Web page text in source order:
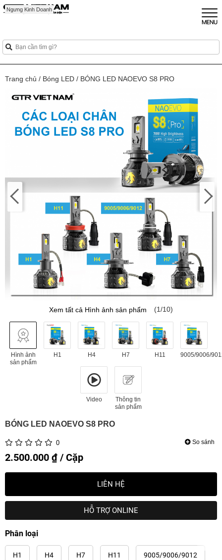
Trang chủ / Bóng LED / BÓNG LED NAOEVO S8 PRO
Xem tất cả Hình ảnh sản phẩm (1/10)
Hình ảnh
sản phẩm
H1 H4 H7 H11 9005/9006/
Video
Thông tin
sản phẩm
BÓNG LED NAOEVO S8 PRO
0 So sánh
2.500.000 ₫ / Cặp
LIÊN HỆ
HỖ TRỢ ONLINE
Phân loại
H1 H4 H7 H11 9005/9006/9012
Mới
Mới
Ngưng Kinh Doanh